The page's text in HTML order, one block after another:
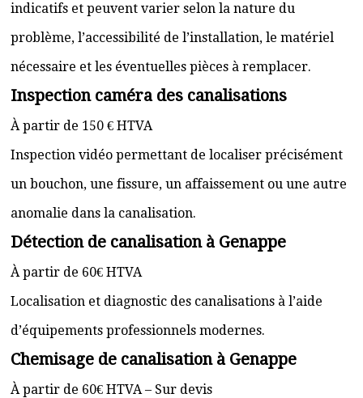
indicatifs et peuvent varier selon la nature du
problème, l’accessibilité de l’installation, le matériel
nécessaire et les éventuelles pièces à remplacer.
Inspection caméra des canalisations
À partir de 150 € HTVA
Inspection vidéo permettant de localiser précisément
un bouchon, une fissure, un affaissement ou une autre
anomalie dans la canalisation.
Détection de canalisation à Genappe
À partir de 60€ HTVA
Localisation et diagnostic des canalisations à l’aide
d’équipements professionnels modernes.
Chemisage de canalisation à Genappe
À partir de 60€ HTVA – Sur devis